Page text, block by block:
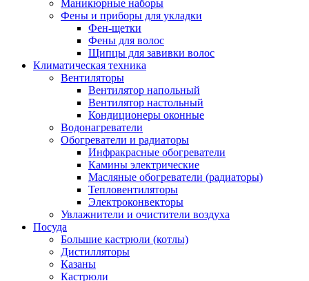
Маникюрные наборы
Фены и приборы для укладки
Фен-щетки
Фены для волос
Щипцы для завивки волос
Климатическая техника
Вентиляторы
Вентилятор напольный
Вентилятор настольный
Кондиционеры оконные
Водонагреватели
Обогреватели и радиаторы
Инфракрасные обогреватели
Камины электрические
Масляные обогреватели (радиаторы)
Тепловентиляторы
Электроконвекторы
Увлажнители и очистители воздуха
Посуда
Большие кастрюли (котлы)
Дистилляторы
Казаны
Кастрюли